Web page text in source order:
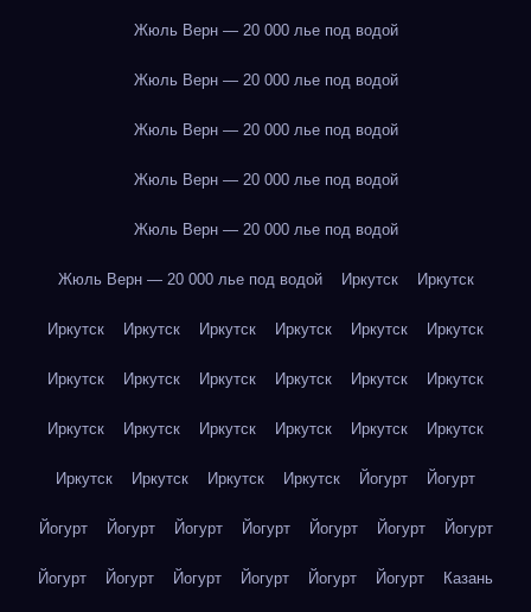
Жюль Верн — 20 000 лье под водой
Жюль Верн — 20 000 лье под водой
Жюль Верн — 20 000 лье под водой
Жюль Верн — 20 000 лье под водой
Жюль Верн — 20 000 лье под водой
Жюль Верн — 20 000 лье под водой Иркутск Иркутск
Иркутск Иркутск Иркутск Иркутск Иркутск Иркутск
Иркутск Иркутск Иркутск Иркутск Иркутск Иркутск
Иркутск Иркутск Иркутск Иркутск Иркутск Иркутск
Иркутск Иркутск Иркутск Иркутск Йогурт Йогурт
Йогурт Йогурт Йогурт Йогурт Йогурт Йогурт Йогурт
Йогурт Йогурт Йогурт Йогурт Йогурт Йогурт Казань